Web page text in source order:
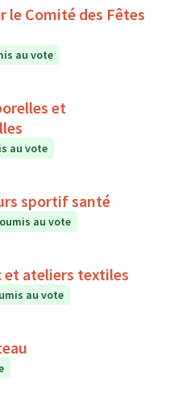
le Comité des Fêtes
au vote
et
au vote
sportif santé
au vote
et ateliers textiles
au vote